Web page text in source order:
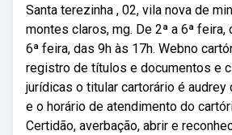
Santa terezinha , 02, vila nova de
montes claros, mg. De 2ª a 6ª feira,
6ª feira, das 9h às 17h. Webno
registro de títulos e documentos e
jurídicas o titular cartorário é audrey
e o horário de atendimento do
Certidão, averbação, abrir e